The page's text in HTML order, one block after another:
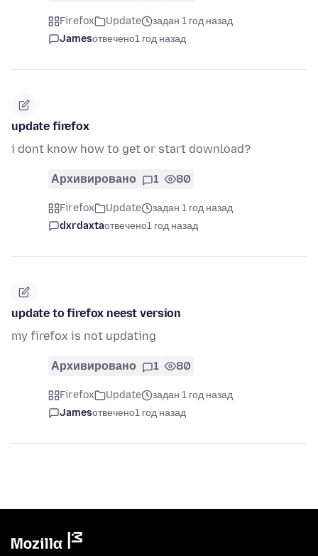
Firefox Update
задан 1 год назад
Jamesотвечено1 год назад
update firefox
i dont know how to get or start download?
Архивировано 1 80
Firefox Update
задан 1 год назад
dxrdaxtaотвечено1 год назад
update to firefox neest version
my firefox is not updating
Архивировано 1 80
Firefox Update
задан 1 год назад
Jamesотвечено1 год назад